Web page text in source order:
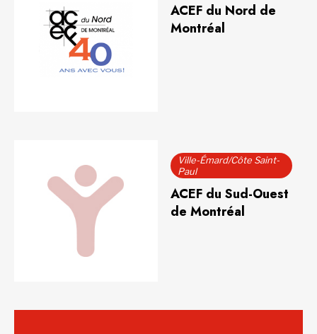
ACEF du Nord de
Montréal
Ville-Émard/Côte Saint-
Paul
ACEF du Sud-Ouest
de Montréal